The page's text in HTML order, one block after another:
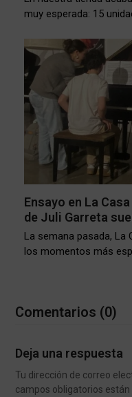
muy esperada: 15
Ensayo en La
de Juli Garreta
La semana pasada, La
los momentos más
Comentarios (0)
Deja una respuesta
Tu dirección de correo
campos obligatorios